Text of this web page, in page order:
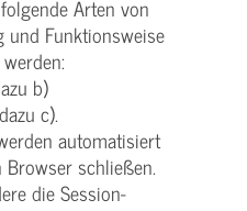
Arten von
und Funktionsweise
b)
c).
automatisiert
schließen.
die Session-